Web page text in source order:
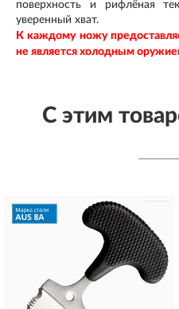
поверхность и рифлёная
уверенный хват.
К каждому ножу
не является холодным
С этим